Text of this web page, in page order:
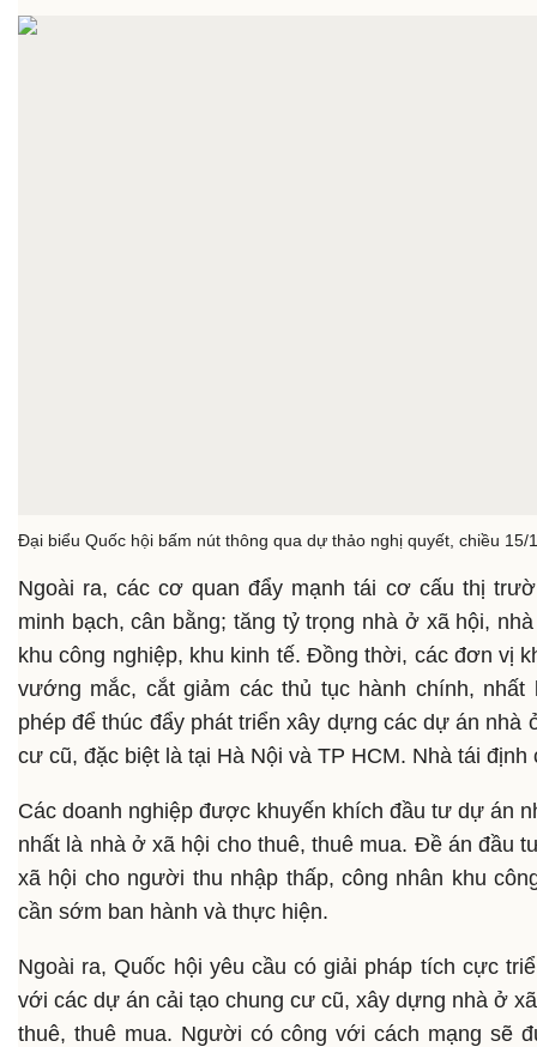
Đại biểu Quốc hội bấm nút thông qua dự thảo nghị quyết, chiều 15/
Ngoài ra, các cơ quan đẩy mạnh tái cơ cấu thị
minh bạch, cân bằng; tăng tỷ trọng nhà ở xã hội,
khu công nghiệp, khu kinh tế. Đồng thời, các đơn vị
vướng mắc, cắt giảm các thủ tục hành chính, nhất
phép để thúc đẩy phát triển xây dựng các dự án nhà
cư cũ, đặc biệt là tại Hà Nội và TP HCM. Nhà tái
Các doanh nghiệp được khuyến khích đầu tư dự án
nhất là nhà ở xã hội cho thuê, thuê mua. Đề án đầu
xã hội cho người thu nhập thấp, công nhân khu
cần sớm ban hành và thực hiện.
Ngoài ra, Quốc hội yêu cầu có giải pháp tích cực
với các dự án cải tạo chung cư cũ, xây dựng nhà ở
thuê, thuê mua. Người có công với cách mạng sẽ